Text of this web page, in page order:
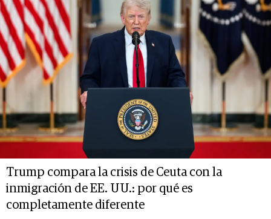
Trump compara la crisis de Ceuta con la
inmigración de EE. UU.: por qué es
completamente diferente